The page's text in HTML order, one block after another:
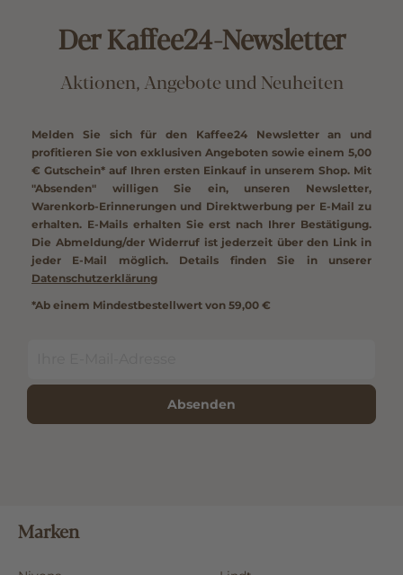
Der Kaffee24-Newsletter
Aktionen, Angebote und Neuheiten
Melden Sie sich für den Kaffee24 Newsletter an und
profitieren Sie von exklusiven Angeboten sowie einem 5,00
€ Gutschein* auf Ihren ersten Einkauf in unserem Shop. Mit
"Absenden" willigen Sie ein, unseren Newsletter,
Warenkorb-Erinnerungen und Direktwerbung per E-Mail zu
erhalten. E-Mails erhalten Sie erst nach Ihrer Bestätigung.
Die Abmeldung/der Widerruf ist jederzeit über den Link in
jeder E-Mail möglich. Details finden Sie in unserer
Datenschutzerklärung
*Ab einem Mindestbestellwert von 59,00 €
Absenden
Marken